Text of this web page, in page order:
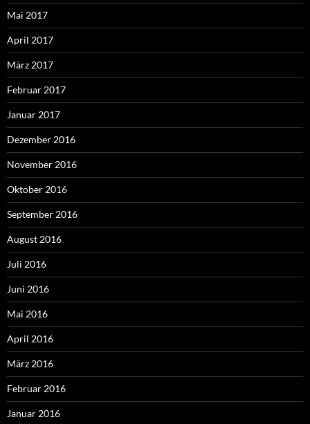
Mai 2017
April 2017
März 2017
Februar 2017
Januar 2017
Dezember 2016
November 2016
Oktober 2016
September 2016
August 2016
Juli 2016
Juni 2016
Mai 2016
April 2016
März 2016
Februar 2016
Januar 2016